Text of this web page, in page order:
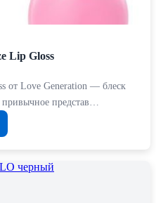
Lip Gloss
от Love Generation — блеск
привычное представ…